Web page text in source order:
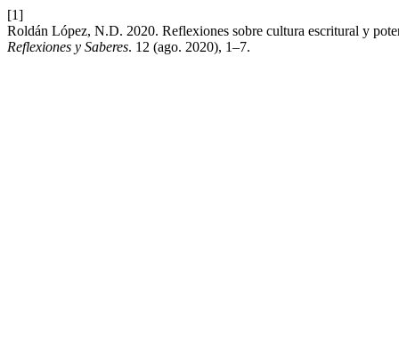
[1]
Roldán López, N.D. 2020. Reflexiones sobre cultura escritural y
Reflexiones y Saberes. 12 (ago. 2020), 1–7.